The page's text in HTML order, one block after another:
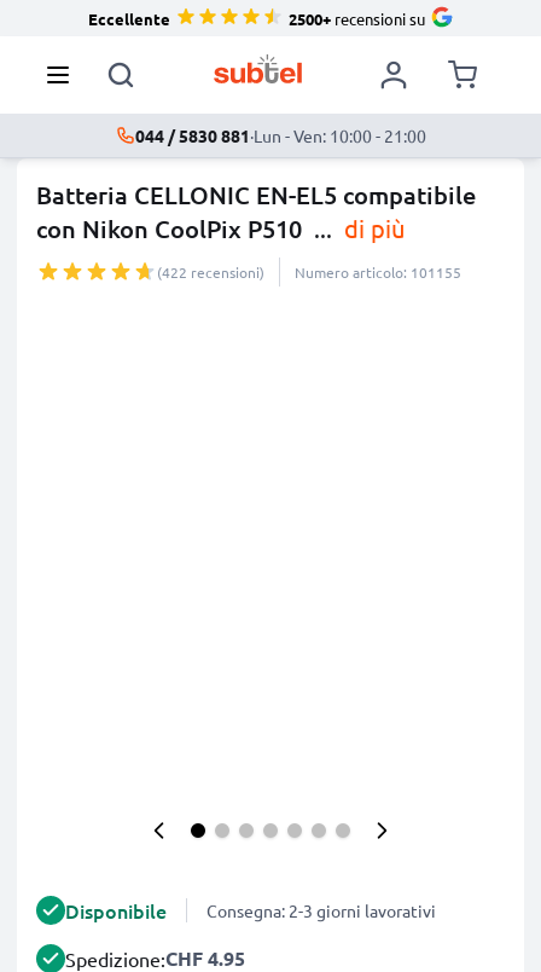
Eccellente 2500+recensioni su
044 / 5830 881·Lun - Ven: 10:00 - 21:00
Batteria CELLONIC EN-EL5 compatibile
con Nikon CoolPix P510 ... di più
(422 recensioni) Numero articolo: 101155
Disponibile Consegna: 2-3 giorni lavorativi
Spedizione:CHF 4.95